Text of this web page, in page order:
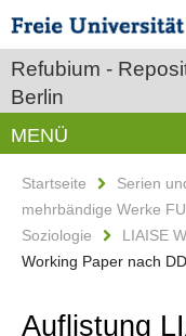
Refubium -
Berlin
MENÜ
Startseite Serien
mehrbändige Werke FU
Soziologie
LIAISE
Working Paper nach
Auflistung